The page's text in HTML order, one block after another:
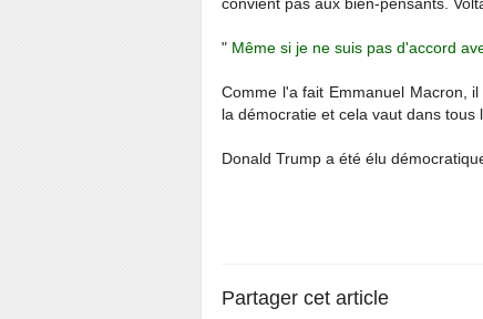
" Même si je ne suis pas d'accord
Comme l'a fait Emmanuel Macron,
la démocratie et cela vaut dans tous
Donald Trump a été élu
Partager cet article